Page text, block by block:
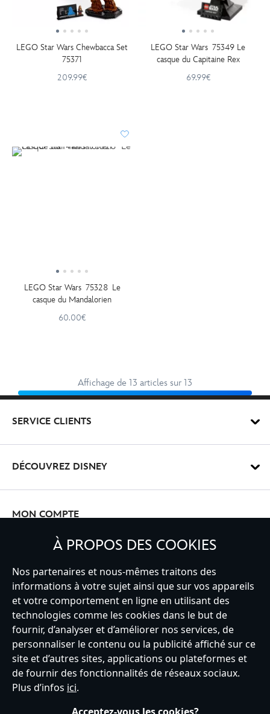
LEGO Star Wars Chewbacca Set
75371
209.99€
LEGO Star Wars 75349 Le
casque du Capitaine Rex
69.99€
LEGO Star Wars 75328 Le
casque du Mandalorien
60.00€
Affichage de 13 articles sur 13
SERVICE CLIENTS
DÉCOUVREZ DISNEY
MON COMPTE
France
Service clients Conditions d’utilisation
À PROPOS DES COOKIES
Nos partenaires et nous-mêmes traitons des
informations à votre sujet ainsi que sur vos appareils
et votre comportement en ligne en utilisant des
technologies comme les cookies dans le but de
fournir, d’analyser et d’améliorer nos services, de
personnaliser le contenu ou la publicité affiché sur ce
site et d’autres sites, applications ou plateformes et
de fournir des fonctionnalités de réseaux sociaux.
Plus d’infos ici.